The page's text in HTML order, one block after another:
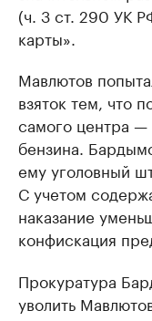
(ч. 3 ст. 290 УК
карты».
Мавлютов
взяток тем, что
самого центра —
бензина.
ему уголовный
С учетом
наказание
конфискация
Прокуратура
уволить